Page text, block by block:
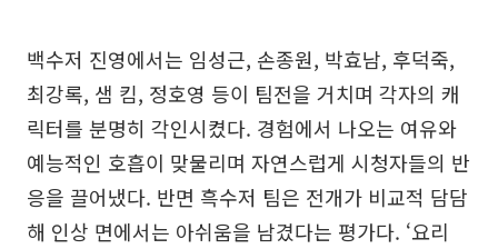
백수저 진영에서는 임성근, 손종원, 박효남, 후덕죽,
최강록, 샘 킴, 정호영 등이 팀전을 거치며 각자의 캐
릭터를 분명히 각인시켰다. 경험에서 나오는 여유와
예능적인 호흡이 맞물리며 자연스럽게 시청자들의 반
응을 끌어냈다. 반면 흑수저 팀은 전개가 비교적 담담
해 인상 면에서는 아쉬움을 남겼다는 평가다. ‘요리